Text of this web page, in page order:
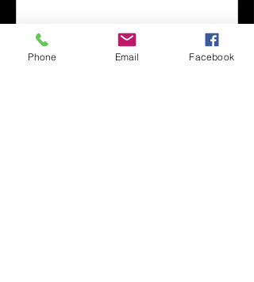
Utiliser des
récompenses
Phone Email Facebook